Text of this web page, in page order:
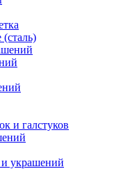
и галстуков
и украшений